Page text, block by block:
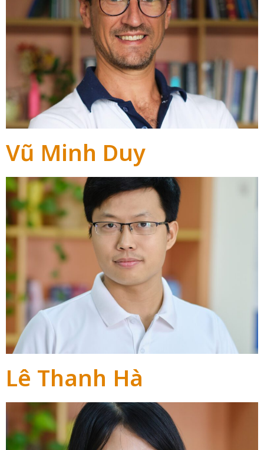
Vũ Minh Duy
Lê Thanh Hà